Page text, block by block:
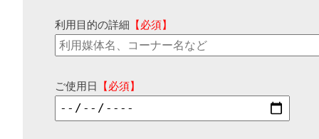
利用目的の詳細 【必須】
ご使用日 【必須】